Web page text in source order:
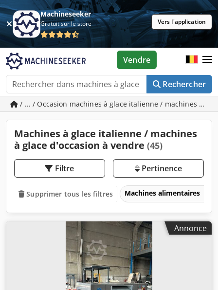
Machineseeker
Gratuit sur le store Vers l'application
Rechercher
Vendre
/ ... / Occasion machines à glace italienne / machines à
Machines à glace italienne / machines
à glace d'occasion à vendre (45)
Filtre Pertinence
Supprimer tous les filtres Machines alimentaires
Annonce